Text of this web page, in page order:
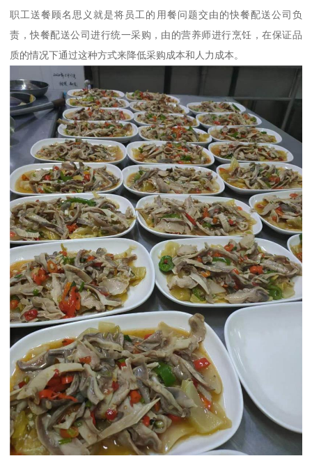
职工送餐顾名思义就是将员工的用餐问题交由的快餐配送公司负
责，快餐配送公司进行统一采购，由的营养师进行烹饪，在保证品
质的情况下通过这种方式来降低采购成本和人力成本。